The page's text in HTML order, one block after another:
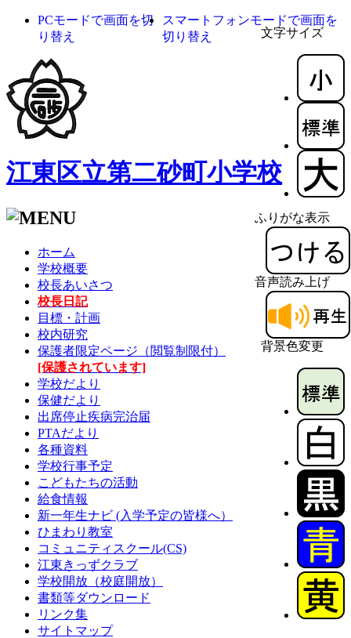
文字サイズ
ふりがな表示
音声読み上げ
背景色変更
PCモードで画面を切
り替え
スマートフォンモードで画面を
切り替え
江東区立第二砂町小学校
ホーム
学校概要
校長あいさつ
校長日記
目標・計画
校内研究
保護者限定ページ（閲覧制限付）
[保護されています]
学校だより
保健だより
出席停止疾病完治届
PTAだより
各種資料
学校行事予定
こどもたちの活動
給食情報
新一年生ナビ (入学予定の皆様へ）
ひまわり教室
コミュニティスクール(CS)
江東きっずクラブ
学校開放（校庭開放）
書類等ダウンロード
リンク集
サイトマップ